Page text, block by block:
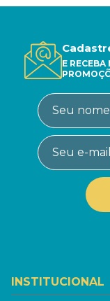
E
INSTITUCIONAL